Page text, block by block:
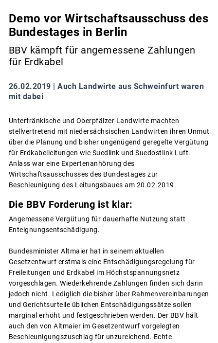
Demo vor Wirtschaftsausschuss des
Bundestages in Berlin
BBV kämpft für angemessene Zahlungen
für Erdkabel
26.02.2019 | Auch Landwirte aus Schweinfurt waren
mit dabei
Unterfränkische und Oberpfälzer Landwirte machten
stellvertretend mit niedersächsischen Landwirten ihren Unmut
über die Planung und bisher ungenügend geregelte Vergütung
für Erdkabelleitungen wie Suedlink und Suedostlink Luft.
Anlass war eine Expertenanhörung des
Wirtschaftsausschusses des Bundestages zur
Beschleunigung des Leitungsbaues am 20.02.2019.
Die BBV Forderung ist klar:
Angemessene Vergütung für dauerhafte Nutzung statt
Enteignungsentschädigung.
Bundesminister Altmaier hat in seinem aktuellen
Gesetzentwurf erstmals eine Entschädigungsregelung für
Freileitungen und Erdkabel im Höchstspannungsnetz
vorgeschlagen. Wiederkehrende Zahlungen finden sich darin
jedoch nicht. Lediglich die bisher über Rahmenvereinbarungen
und Gerichtsurteile üblichen Entschädigungssätze sollen
marginal erhöht und festgeschrieben werden. Der BBV hält
auch den von Altmaier im Gesetzentwurf vorgelegten
Beschleunigungszuschlag für unzureichend. Echte